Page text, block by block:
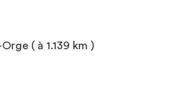
( à 1.139 km )